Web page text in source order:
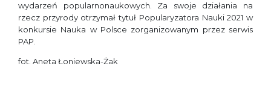
wydarzeń popularnonaukowych. Za swoje działania na
rzecz przyrody otrzymał tytuł Popularyzatora Nauki 2021 w
konkursie Na­uka w Polsce zorganizowanym przez serwis
PAP.
fot. Aneta Łoniewska-Żak